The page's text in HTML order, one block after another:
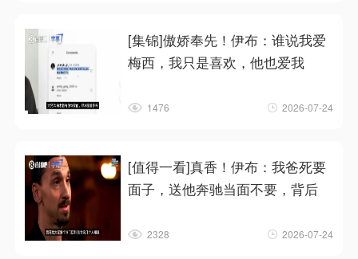
[集锦]傲娇奉先！伊布：谁说我爱
梅西，我只是喜欢，他也爱我
1476 2026-07-24
[值得一看]真香！伊布：我爸死要
面子，送他奔驰当面不要，背后
2328 2026-07-24